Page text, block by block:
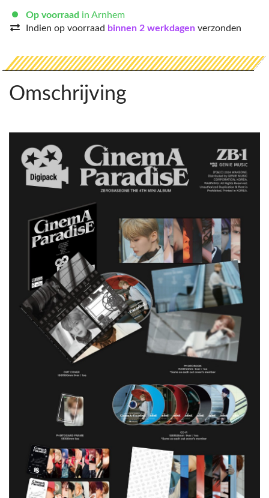
Op voorraad in Arnhem
Indien op voorraad binnen 2 werkdagen verzonden
Omschrijving